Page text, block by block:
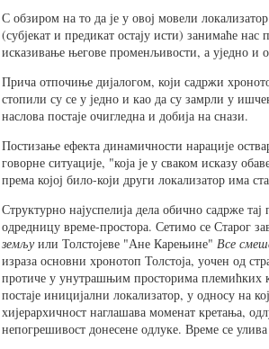
С обзиром на то да је у овој мовели
(субјекат и предикат остају исти) занимаће нас
исказивање његове променљивости, а уједно и
Прича отпочиње дијалогом, који садржи
стопили су се у једно и као да су замрли у
наслова постаје очигледна и добија на снази.
Постизање ефекта динамичности нарације
говорне ситуације, "која је у сваком исказу
према којој било-који други локализатор има
Структурно најуспелија дела обично садрже
одредницу време-простора. Сетимо се Старог
земљуили Толстојеве "Ане Карењине" Все
израза основни хронотоп Толстоја, уочен од
протиче у унутрашњим просторима племићких
постаје иницијални локализатор, у односу на
хијерархичност наглашава моменат кретања,
непогрешивост донесене одлуке. Време се